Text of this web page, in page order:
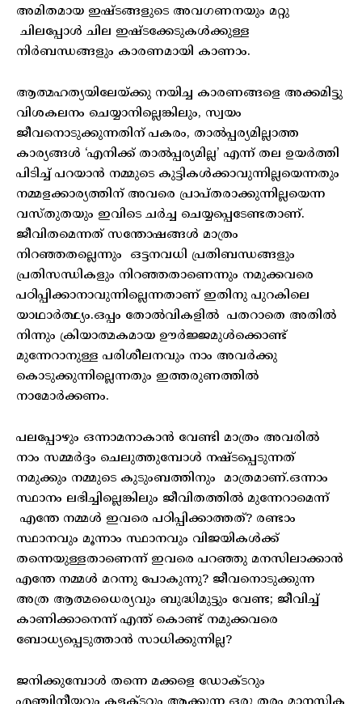
അമിതമായ ഇഷ്ടങ്ങളുടെ അവഗണനയും മറ്റു
ചിലപ്പോൾ ചില ഇഷ്ടക്കേടുകൾക്കുള്ള
നിർബന്ധങ്ങളും കാരണമായി കാണാം.
ആത്മഹത്യയിലേയ്ക്കു നയിച്ച കാരണങ്ങളെ അക്കമിട്ടു
വിശകലനം ചെയ്യാനില്ലെങ്കിലും, സ്വയം
ജീവനൊടുക്കുന്നതിന് പകരം, താൽപ്പര്യമില്ലാത്ത
കാര്യങ്ങൾ ‘എനിക്ക് താൽപ്പര്യമില്ല’ എന്ന് തല ഉയർത്തി
പിടിച്ച് പറയാൻ നമ്മുടെ കുട്ടികൾക്കാവുന്നില്ലയെന്നതും
നമ്മളക്കാര്യത്തിന് അവരെ പ്രാപ്തരാക്കുന്നില്ലയെന്ന
വസ്തുതയും ഇവിടെ ചർച്ച ചെയ്യപ്പെടേണ്ടതാണ്.
ജീവിതമെന്നത് സന്തോഷങ്ങൾ മാത്രം
നിറഞ്ഞതല്ലെന്നും ഒട്ടനവധി പ്രതിബന്ധങ്ങളും
പ്രതിസന്ധികളും നിറഞ്ഞതാണെന്നും നമുക്കവരെ
പഠിപ്പിക്കാനാവുന്നില്ലെന്നതാണ് ഇതിനു പുറകിലെ
യാഥാർത്ഥ്യം.ഒപ്പം തോൽവികളിൽ പതറാതെ അതിൽ
നിന്നും ക്രിയാത്മകമായ ഊർജ്ജമുൾക്കൊണ്ട്
മുന്നേറാനുള്ള പരിശീലനവും നാം അവർക്കു
കൊടുക്കുന്നില്ലെന്നതും ഇത്തരുണത്തിൽ
നാമോർക്കണം.
പലപ്പോഴും ഒന്നാമനാകാൻ വേണ്ടി മാത്രം അവരിൽ
നാം സമ്മർദ്ദം ചെലുത്തുമ്പോൾ നഷ്ടപ്പെടുന്നത്
നമുക്കും നമ്മുടെ കുടുംബത്തിനും മാത്രമാണ്.ഒന്നാം
സ്ഥാനം ലഭിച്ചില്ലെങ്കിലും ജീവിതത്തിൽ മുന്നേറാമെന്ന്
എന്തേ നമ്മൾ ഇവരെ പഠിപ്പിക്കാത്തത്? രണ്ടാം
സ്ഥാനവും മൂന്നാം സ്ഥാനവും വിജയികൾക്ക്
തന്നെയുള്ളതാണെന്ന് ഇവരെ പറഞ്ഞു മനസിലാക്കാൻ
എന്തേ നമ്മൾ മറന്നു പോകുന്നു? ജീവനൊടുക്കുന്ന
അത്ര ആത്മധൈര്യവും ബുദ്ധിമുട്ടും വേണ്ട; ജീവിച്ച്
കാണിക്കാനെന്ന് എന്ത് കൊണ്ട് നമുക്കവരെ
ബോധ്യപ്പെടുത്താൻ സാധിക്കുന്നില്ല?
ജനിക്കുമ്പോൾ തന്നെ മക്കളെ ഡോക്ടറും